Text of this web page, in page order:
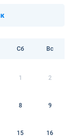
Сб Вс
1 2
8 9
15 16